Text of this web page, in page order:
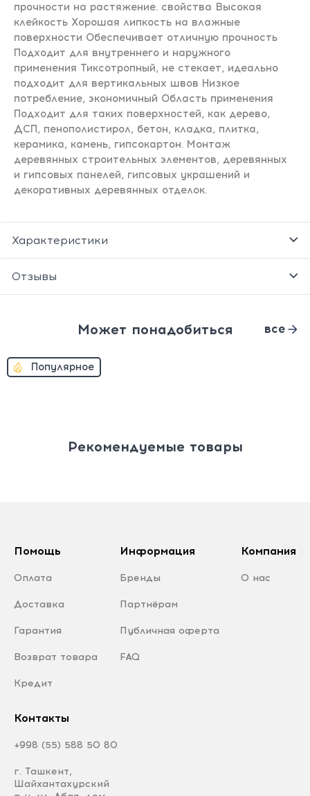
прочности на растяжение. свойства Высокая
клейкость Хорошая липкость на влажные
поверхности Обеспечивает отличную прочность
Подходит для внутреннего и наружного
применения Тиксотропный, не стекает, идеально
подходит для вертикальных швов Низкое
потребление, экономичный Область применения
Подходит для таких поверхностей, как дерево,
ДСП, пенополистирол, бетон, кладка, плитка,
керамика, камень, гипсокартон. Монтаж
деревянных строительных элементов, деревянных
и гипсовых панелей, гипсовых украшений и
декоративных деревянных отделок.
Характеристики
Отзывы
Может понадобиться все
Популярное
Рекомендуемые товары
Помощь
Оплата
Доставка
Гарантия
Возврат товара
Кредит
Информация
Бренды
Партнёрам
Публичная оферта
FAQ
Компания
О нас
Контакты
+998 (55) 588 50 80
г. Ташкент,
Шайхантахурский